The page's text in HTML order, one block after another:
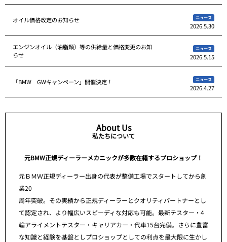
オイル価格改定のお知らせ ニュース
2026.5.30
エンジンオイル（油脂類）等の供給量と価格変更のお知
らせ
ニュース
2026.5.15
「BMW GWキャンペーン」開催決定！ ニュース
2026.4.27
About Us
私たちについて
元BMW正規ディーラーメカニックが多数在籍するプロショップ！
元ＢＭＷ正規ディーラー出身の代表が整備工場でスタートしてから創
業20
周年突破。その実績から正規ディーラーとクオリティパートナーとし
て認定され、より幅広いスピーディな対応も可能。最新テスター・4
輪アライメントテスター・キャリアカー・代車15台完備。さらに豊富
な知識と経験を基盤としプロショップとしての利点を最大限に生かし